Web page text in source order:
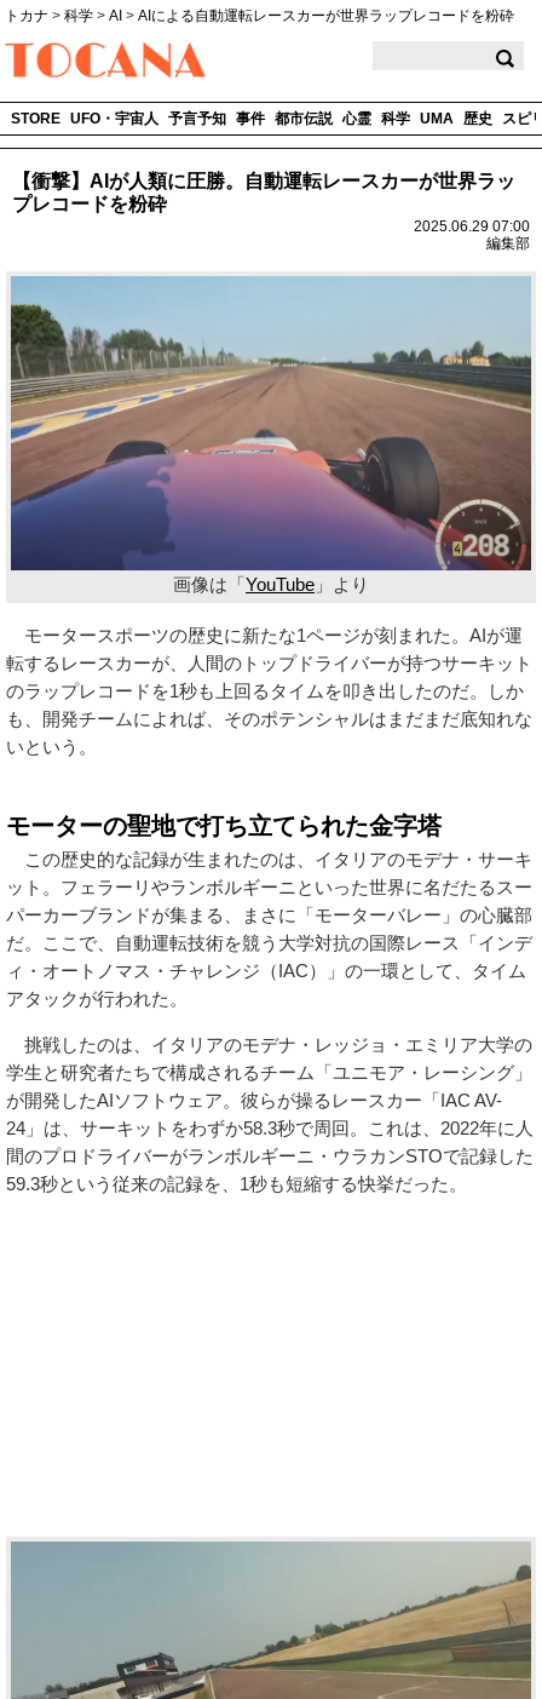
トカナ > 科学 > AI > AIによる自動運転レースカーが世界ラップレコードを粉砕
STORE UFO・宇宙人 予言予知 事件 都市伝説 心霊 科学 UMA 歴史 スピ
【衝撃】AIが人類に圧勝。自動運転レースカーが世界ラッ
プレコードを粉砕
2025.06.29 07:00
編集部
画像は「YouTube 」より
モータースポーツの歴史に新たな1ページが刻まれた。AIが運
転するレースカーが、人間のトップドライバーが持つサーキット
のラップレコードを1秒も上回るタイムを叩き出したのだ。しか
も、開発チームによれば、そのポテンシャルはまだまだ底知れな
いという。
モーターの聖地で打ち立てられた金字塔
この歴史的な記録が生まれたのは、イタリアのモデナ・サーキ
ット。フェラーリやランボルギーニといった世界に名だたるスー
パーカーブランドが集まる、まさに「モーターバレー」の心臓部
だ。ここで、自動運転技術を競う大学対抗の国際レース「インデ
ィ・オートノマス・チャレンジ（IAC）」の一環として、タイム
アタックが行われた。
挑戦したのは、イタリアのモデナ・レッジョ・エミリア大学の
学生と研究者たちで構成されるチーム「ユニモア・レーシング」
が開発したAIソフトウェア。彼らが操るレースカー「IAC AV-
24」は、サーキットをわずか58.3秒で周回。これは、2022年に人
間のプロドライバーがランボルギーニ・ウラカンSTOで記録した
59.3秒という従来の記録を、1秒も短縮する快挙だった。